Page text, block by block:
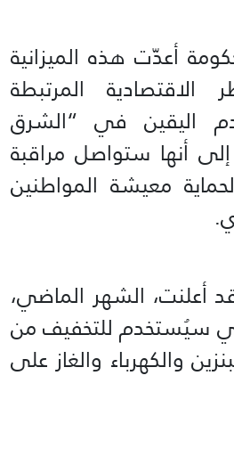
أعدّت هذه الميزانية
الاقتصادية المرتبطة
اليقين في “الشرق
أنها ستواصل مراقبة
معيشة المواطنين
أعلنت، الشهر الماضي،
سيُستخدم للتخفيف من
والكهرباء والغاز على